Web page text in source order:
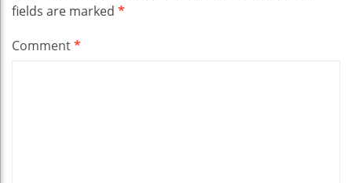
fields are marked *
Comment*